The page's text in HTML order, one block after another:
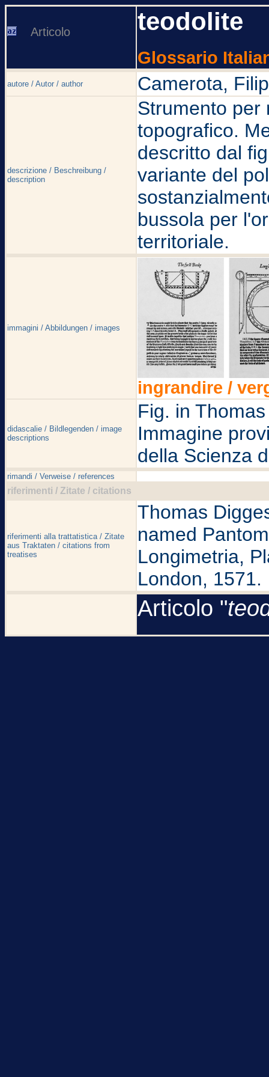
Articolo teodolite
Glossario
autore / Autor / author Camerota,
descrizione / Beschreibung /
description
Strumento per
topografico.
descritto dal
variante del
bussola per
territoriale.
immagini / Abbildungen / images
ingrandire /
didascalie / Bildlegenden / image
descriptions
Fig. in
Immagine
della Scienza
rimandi / Verweise / references
riferimenti / Zitate / citations
riferimenti alla trattatistica / Zitate
aus Traktaten / citations from
treatises
Thomas
named
Longimetria,
London, 1571.
Articolo "